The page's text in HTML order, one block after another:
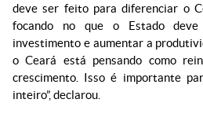
deve ser feito para diferenciar o
focando no que o Estado
investimento e aumentar a
o Ceará está pensando como
crescimento. Isso é importante
inteiro”, declarou.